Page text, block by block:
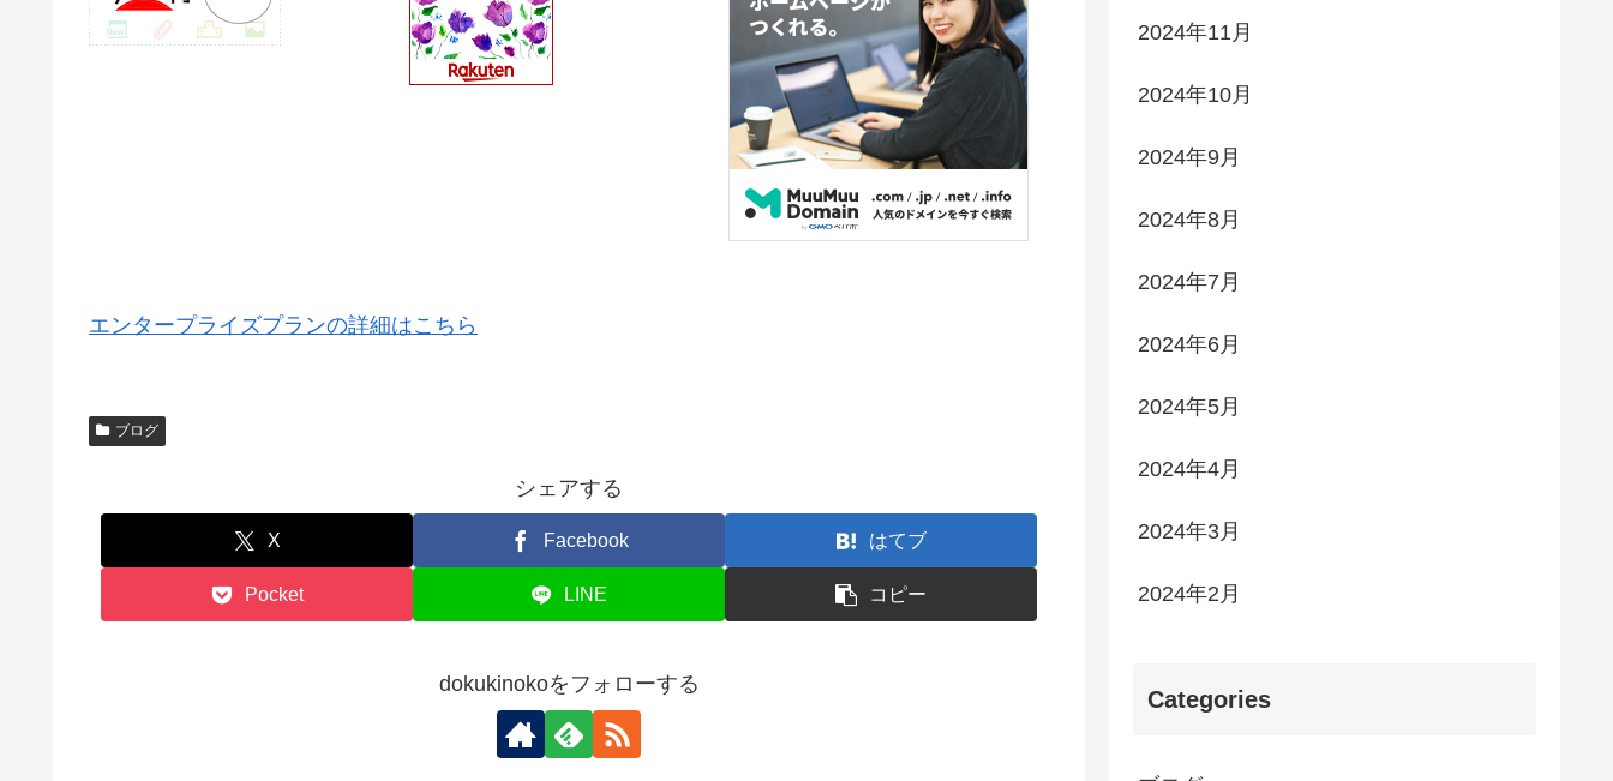
エンタープライズプランの詳細はこちら
ブログ
シェアする
X Facebook はてブ
Pocket LINE コピー
dokukinokoをフォローする
2024年11月
2024年10月
2024年9月
2024年8月
2024年7月
2024年6月
2024年5月
2024年4月
2024年3月
2024年2月
Categories